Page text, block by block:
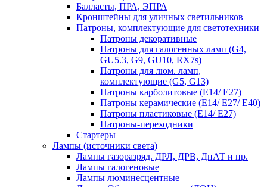
Балласты, ПРА, ЭПРА
Кронштейны для уличных светильников
Патроны, комплектующие для светотехники
Патроны декоративные
Патроны для галогенных ламп (G4,
GU5.3, G9, GU10, RX7s)
Патроны для люм. ламп,
комплектующие (G5, G13)
Патроны карболитовые (E14/ E27)
Патроны керамические (E14/ E27/ E40)
Патроны пластиковые (E14/ E27)
Патроны-переходники
Стартеры
Лампы (источники света)
Лампы газоразряд. ДРЛ, ДРВ, ДнАТ и пр.
Лампы галогеновые
Лампы люминесцентные